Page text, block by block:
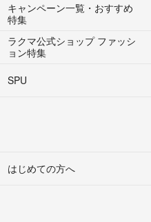
キャンペーン一覧・おすすめ
特集
ラクマ公式ショップ ファッシ
ョン特集
SPU
はじめての方へ